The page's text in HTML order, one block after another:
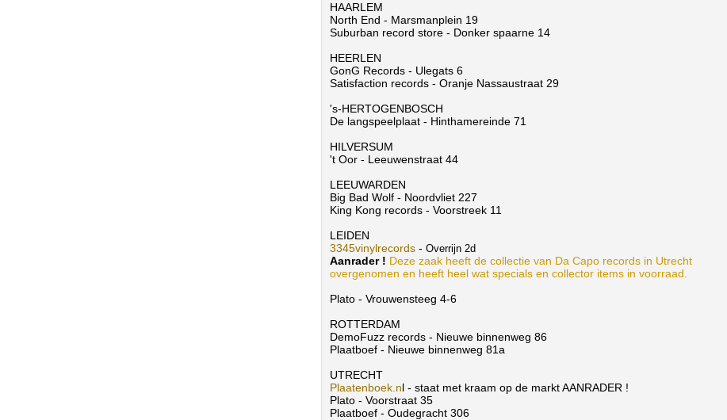
HAARLEM
North End - Marsmanplein 19
Suburban record store - Donker spaarne 14
HEERLEN
GonG Records - Ulegats 6
Satisfaction records - Oranje Nassaustraat 29
's-HERTOGENBOSCH
De langspeelplaat - Hinthamereinde 71
HILVERSUM
't Oor - Leeuwenstraat 44
LEEUWARDEN
Big Bad Wolf - Noordvliet 227
King Kong records - Voorstreek 11
LEIDEN
3345vinylrecords - Overrijn 2d
Aanrader ! Deze zaak heeft de collectie van Da Capo records in Utrecht
overgenomen en heeft heel wat specials en collector items in voorraad.
Plato - Vrouwensteeg 4-6
ROTTERDAM
DemoFuzz records - Nieuwe binnenweg 86
Plaatboef - Nieuwe binnenweg 81a
UTRECHT
Plaatenboek.nl - staat met kraam op de markt AANRADER !
Plato - Voorstraat 35
Plaatboef - Oudegracht 306